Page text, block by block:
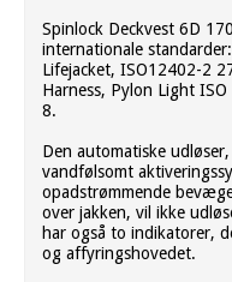
Spinlock Deckvest 6D
internationale
Lifejacket, ISO12402-2
Harness, Pylon Light
8.
Den automatiske
vandfølsomt
opadstrømmende
over jakken, vil ikke
har også to indikatorer,
og affyringshovedet.